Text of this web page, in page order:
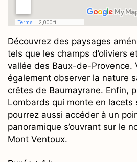
Découvrez des paysages
tels que les champs d’oliviers
vallée des Baux-de-Provence.
également observer la nature
crêtes de Baumayrane. Enfin,
Lombards qui monte en lacets
pourrez aussi accéder à un
panoramique s’ouvrant sur le
Mont Ventoux.